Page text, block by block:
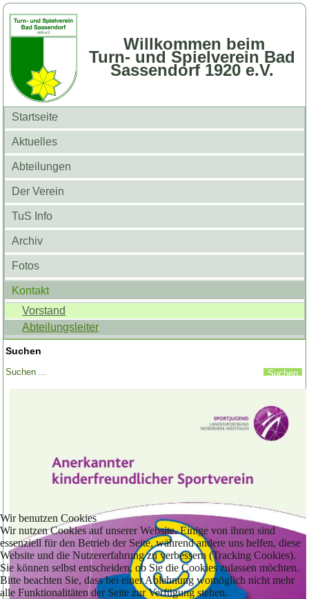
Willkommen beim
Turn- und Spielverein Bad
Sassendorf 1920 e.V.
Startseite
Aktuelles
Abteilungen
Der Verein
TuS Info
Archiv
Fotos
Kontakt
Vorstand
Abteilungsleiter
Suchen
Wir benutzen Cookies
Wir nutzen Cookies auf unserer Website. Einige von ihnen sind
essenziell für den Betrieb der Seite, während andere uns helfen, diese
Website und die Nutzererfahrung zu verbessern (Tracking Cookies).
Sie können selbst entscheiden, ob Sie die Cookies zulassen möchten.
Bitte beachten Sie, dass bei einer Ablehnung womöglich nicht mehr
alle Funktionalitäten der Seite zur Verfügung stehen.